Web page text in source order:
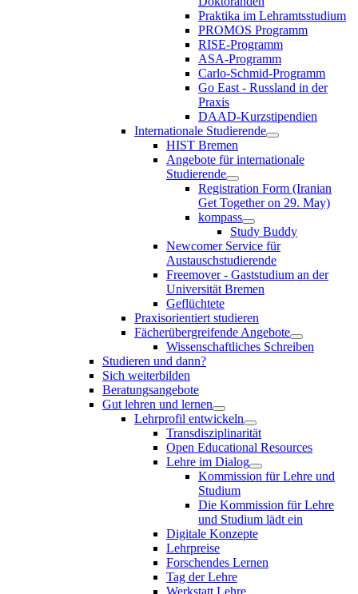
Praktika im Lehramtsstudium
PROMOS Programm
RISE-Programm
ASA-Programm
Carlo-Schmid-Programm
Go East - Russland in der
Praxis
DAAD-Kurzstipendien
Internationale Studierende
HIST Bremen
Angebote für internationale
Studierende
Registration Form (Iranian
Get Together on 29. May)
kompass
Study Buddy
Newcomer Service für
Austauschstudierende
Freemover - Gaststudium an der
Universität Bremen
Geflüchtete
Praxisorientiert studieren
Fächerübergreifende Angebote
Wissenschaftliches Schreiben
Studieren und dann?
Sich weiterbilden
Beratungsangebote
Gut lehren und lernen
Lehrprofil entwickeln
Transdisziplinarität
Open Educational Resources
Lehre im Dialog
Kommission für Lehre und
Studium
Die Kommission für Lehre
und Studium lädt ein
Digitale Konzepte
Lehrpreise
Forschendes Lernen
Tag der Lehre
Werkstatt Lehre